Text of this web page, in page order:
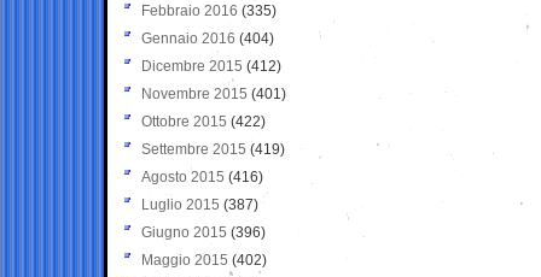
Febbraio 2016 (335)
Gennaio 2016 (404)
Dicembre 2015 (412)
Novembre 2015 (401)
Ottobre 2015 (422)
Settembre 2015 (419)
Agosto 2015 (416)
Luglio 2015 (387)
Giugno 2015 (396)
Maggio 2015 (402)